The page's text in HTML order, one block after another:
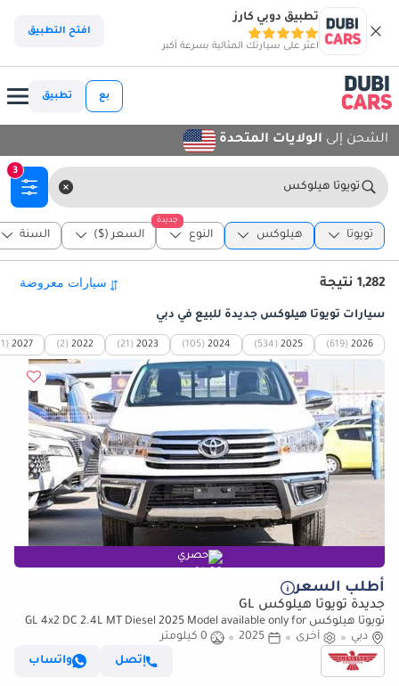
تطبيق دوبي كارز
اعثر على سيارتك المثالية بسرعة أكبر
افتح التطبيق
بع تطبيق
الشحن إلى الولايات المتحدة
تويوتا هيلوكس
3
تويوتا هيلوكس
جديدة
النوع السعر ($) السنة
1,282 نتيجة
سيارات تويوتا هيلوكس جديدة للبيع في دبي
2026
(619)
2025
(534)
2024
(105)
2023
(21)
2022
(2)
2027
حصري
أطلب السعر
جديدة تويوتا هيلوكس GL
تويوتا هيلوكس GL 4x2 DC 2.4L MT Diesel 2025 Model available only for
export outside GCC
دبي أخرى 2025
0 كيلومتر
إتصل
واتساب